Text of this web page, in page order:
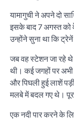
यामागुची ने अपने दो
इसके बाद 7 अगस्त
उन्होंने सुना था कि
जब वह स्टेशन जा रहे थे
थी। कई जगहों पर
और पिघली हुई लाशें
मलबे में बदल गए थे।
एक नदी पार करने के